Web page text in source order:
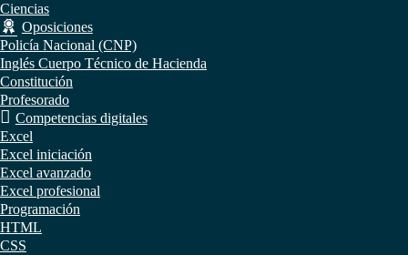
Ciencias
Oposiciones
Policía Nacional (CNP)
Inglés Cuerpo Técnico de Hacienda
Constitución
Profesorado
Competencias digitales
Excel
Excel iniciación
Excel avanzado
Excel profesional
Programación
HTML
CSS